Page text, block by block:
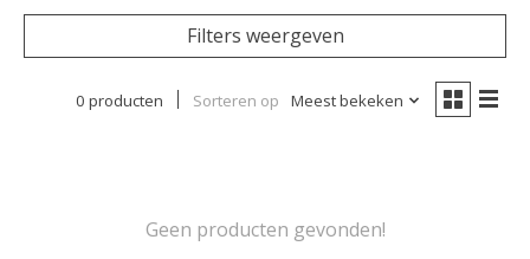
Filters weergeven
0 producten Sorteren op Meest bekeken
Geen producten gevonden!